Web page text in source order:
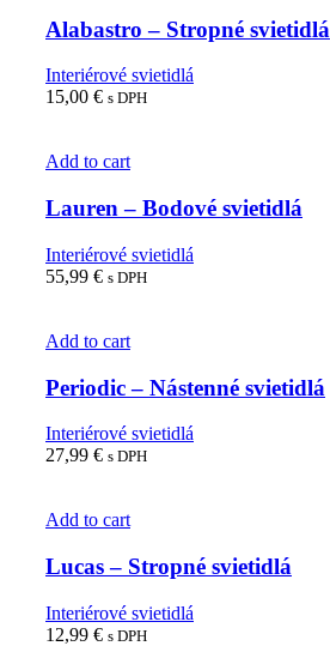
Alabastro – Stropné svietidlá
Interiérové svietidlá
15,00 € s DPH
Add to cart
Lauren – Bodové svietidlá
Interiérové svietidlá
55,99 € s DPH
Add to cart
Periodic – Nástenné svietidlá
Interiérové svietidlá
27,99 € s DPH
Add to cart
Lucas – Stropné svietidlá
Interiérové svietidlá
12,99 € s DPH